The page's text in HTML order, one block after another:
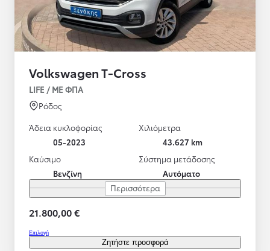
Volkswagen T-Cross
LIFE / ΜΕ ΦΠΑ
Ρόδος
Άδεια κυκλοφορίας
05-2023
Χιλιόμετρα
43.627 km
Καύσιμο
Βενζίνη
Σύστημα μετάδοσης
Αυτόματο
Περισσότερα
21.800,00 €
Επιλογή
Ζητήστε προσφορά